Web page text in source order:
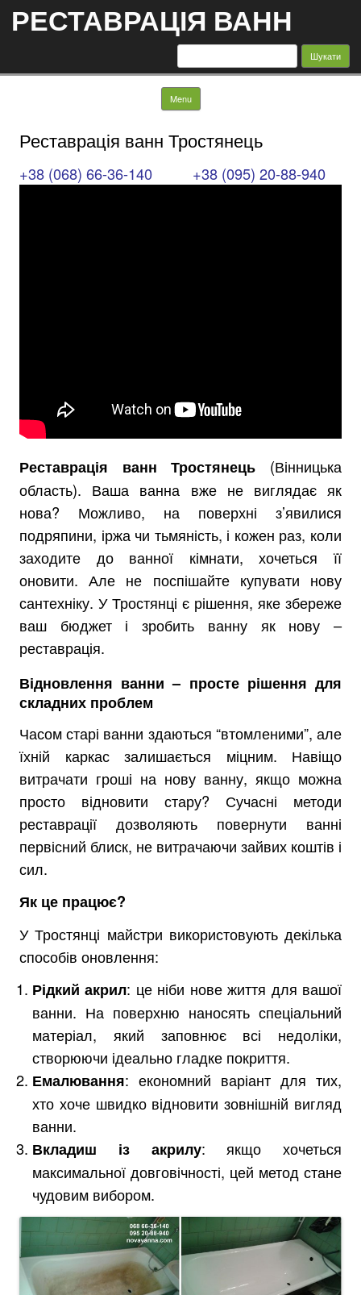
РЕСТАВРАЦІЯ ВАНН
Пошук:
Menu Skip to content
Реставрація ванн Тростянець
+38 (068) 66-36-140 +38 (095) 20-88-940
Реставрація ванн Тростянець (Вінницька
область). Ваша ванна вже не виглядає як
нова? Можливо, на поверхні з’явилися
подряпини, іржа чи тьмяність, і кожен раз, коли
заходите до ванної кімнати, хочеться її
оновити. Але не поспішайте купувати нову
сантехніку. У Тростянці є рішення, яке збереже
ваш бюджет і зробить ванну як нову –
реставрація.
Відновлення ванни – просте рішення для
складних проблем
Часом старі ванни здаються “втомленими”, але
їхній каркас залишається міцним. Навіщо
витрачати гроші на нову ванну, якщо можна
просто відновити стару? Сучасні методи
реставрації дозволяють повернути ванні
первісний блиск, не витрачаючи зайвих коштів і
сил.
Як це працює?
У Тростянці майстри використовують декілька
способів оновлення:
Рідкий акрил: це ніби нове життя для вашої
ванни. На поверхню наносять спеціальний
матеріал, який заповнює всі недоліки,
створюючи ідеально гладке покриття.
Емалювання: економний варіант для тих,
хто хоче швидко відновити зовнішній вигляд
ванни.
Вкладиш із акрилу: якщо хочеться
максимальної довговічності, цей метод стане
чудовим вибором.